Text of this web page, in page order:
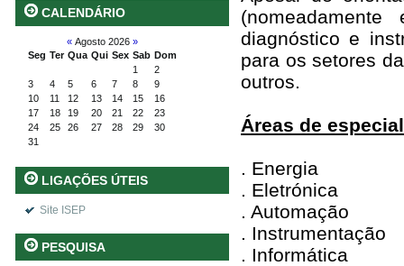
CALENDÁRIO
« Agosto 2026 »
Seg Ter Qua Qui Sex Sab Dom
1
2
3
4 5 6 7 8
9
10
11 12 13 14 15
16
17
18 19 20 21 22
23
24
25 26 27 28 29
30
31
LIGAÇÕES ÚTEIS
Site ISEP
PESQUISA
diagnóstico e
para os setores
outros.
Áreas de
. Energia
. Eletrónica
. Automação
. Instrumentação
. Informática